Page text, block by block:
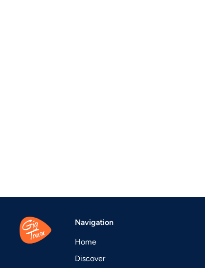
Navigation
Home
Discover